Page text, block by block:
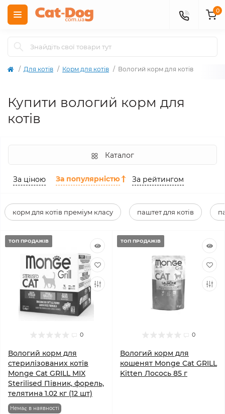
0
Для котів Корм для котів Вологий корм для котів
Купити вологий корм для
котів
Каталог
За ціною За популярністю За рейтингом
корм для котів преміум класу паштет для котів
ТОП ПРОДАЖІВ
0
Вологий корм для
стерилізованих котів
Monge Cat GRILL MIX
Sterilised Півник, форель,
телятина 1.02 кг (12 шт)
Немає в наявності
ТОП ПРОДАЖІВ
0
Вологий корм для
кошенят Monge Cat GRILL
Kitten Лосось 85 г